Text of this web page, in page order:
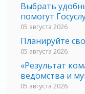
Выбрать
помогут
05 августа 2026
Планируйте
05 августа 2026
«Результат
ведомства и
05 августа 2026